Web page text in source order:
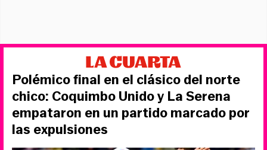
Polémico final en el clásico del norte
chico: Coquimbo Unido y La Serena
empataron en un partido marcado por
las expulsiones